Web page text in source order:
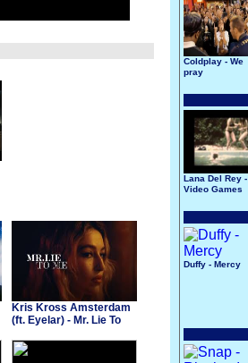
Kris Kross Amsterdam
(ft. Eyelar) - Mr. Lie To
Coldplay - We
pray
Lana Del Rey -
Video Games
Duffy - Mercy